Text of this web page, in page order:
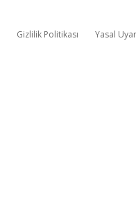
Gizlilik Politikası Yasal